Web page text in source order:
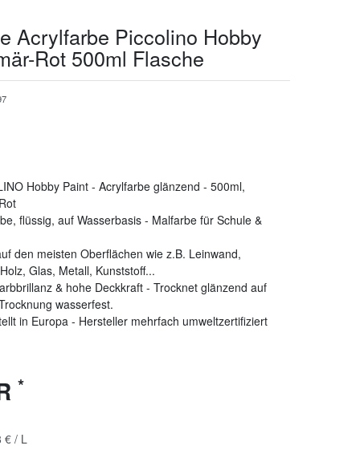
Acrylfarbe Piccolino Hobby
Rot 500ml Flasche
Hobby Paint - Acrylfarbe glänzend - 500ml,
flüssig, auf Wasserbasis - Malfarbe für Schule &
den meisten Oberflächen wie z.B. Leinwand,
Glas, Metall, Kunststoff...
& hohe Deckkraft - Trocknet glänzend auf
wasserfest.
in Europa - Hersteller mehrfach umweltzertifiziert
*
€ / L